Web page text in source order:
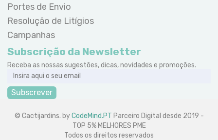
Portes de Envio
Resolução de Litígios
Campanhas
Subscrição da Newsletter
Receba as nossas sugestões, dicas, novidades e promoções.
Subscrever
© Cactijardins. byCodeMind.PT Parceiro Digital desde 2019 -
TOP 5% MELHORES PME
Todos os direitos reservados